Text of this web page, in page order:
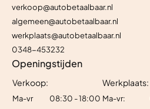
verkoop@autobetaalbaar.nl
algemeen@autobetaalbaar.nl
werkplaats@autobetaalbaar.nl
0348-453232
Openingstijden
Verkoop:
Ma-vr
08:30 - 18:00
Werkplaats:
Ma-vr: